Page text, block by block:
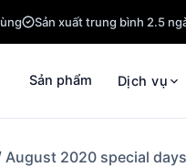
Sản xuất trung bình 2.5
Sản phẩm Dịch vụ
August 2020 special